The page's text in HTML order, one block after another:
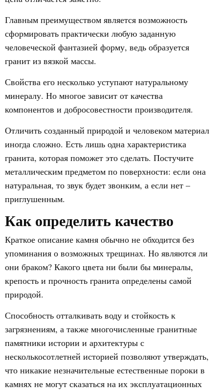
Главным преимуществом является возможность
сформировать практически любую заданную
человеческой фантазией форму, ведь образуется
гранит из вязкой массы.
Свойства его несколько уступают натуральному
минералу. Но многое зависит от качества
компонентов и добросовестности производителя.
Отличить созданный природой и человеком материал
иногда сложно. Есть лишь одна характеристика
гранита, которая поможет это сделать. Постучите
металлическим предметом по поверхности: если она
натуральная, то звук будет звонким, а если нет –
приглушенным.
Как определить качество
Краткое описание камня обычно не обходится без
упоминания о возможных трещинах. Но являются ли
они браком? Какого цвета ни были бы минералы,
крепость и прочность гранита определены самой
природой.
Способность отталкивать воду и стойкость к
загрязнениям, а также многочисленные гранитные
памятники истории и архитектуры с
несколькосотлетней историей позволяют утверждать,
что никакие незначительные естественные пороки в
камнях не могут сказаться на их эксплуатационных